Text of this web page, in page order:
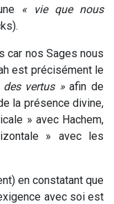
« vie que nous
car nos Sages nous
est précisément le
vertus »afin de
la présence divine,
» avec Hachem,
» avec les
en constatant que
avec soi est